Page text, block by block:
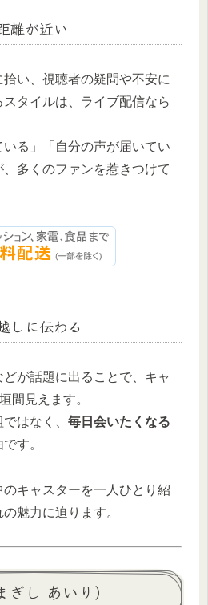
離が近い
い、視聴者の疑問や不安に
タイルは、ライブ配信なら
いる」「自分の声が届いてい
多くのファンを惹きつけて
しに伝わる
が話題に出ることで、キャ
間見えます。
はなく、 毎日会いたくなる
す。
キャスターを一人ひとり紹
魅力に迫ります。
し あいり）